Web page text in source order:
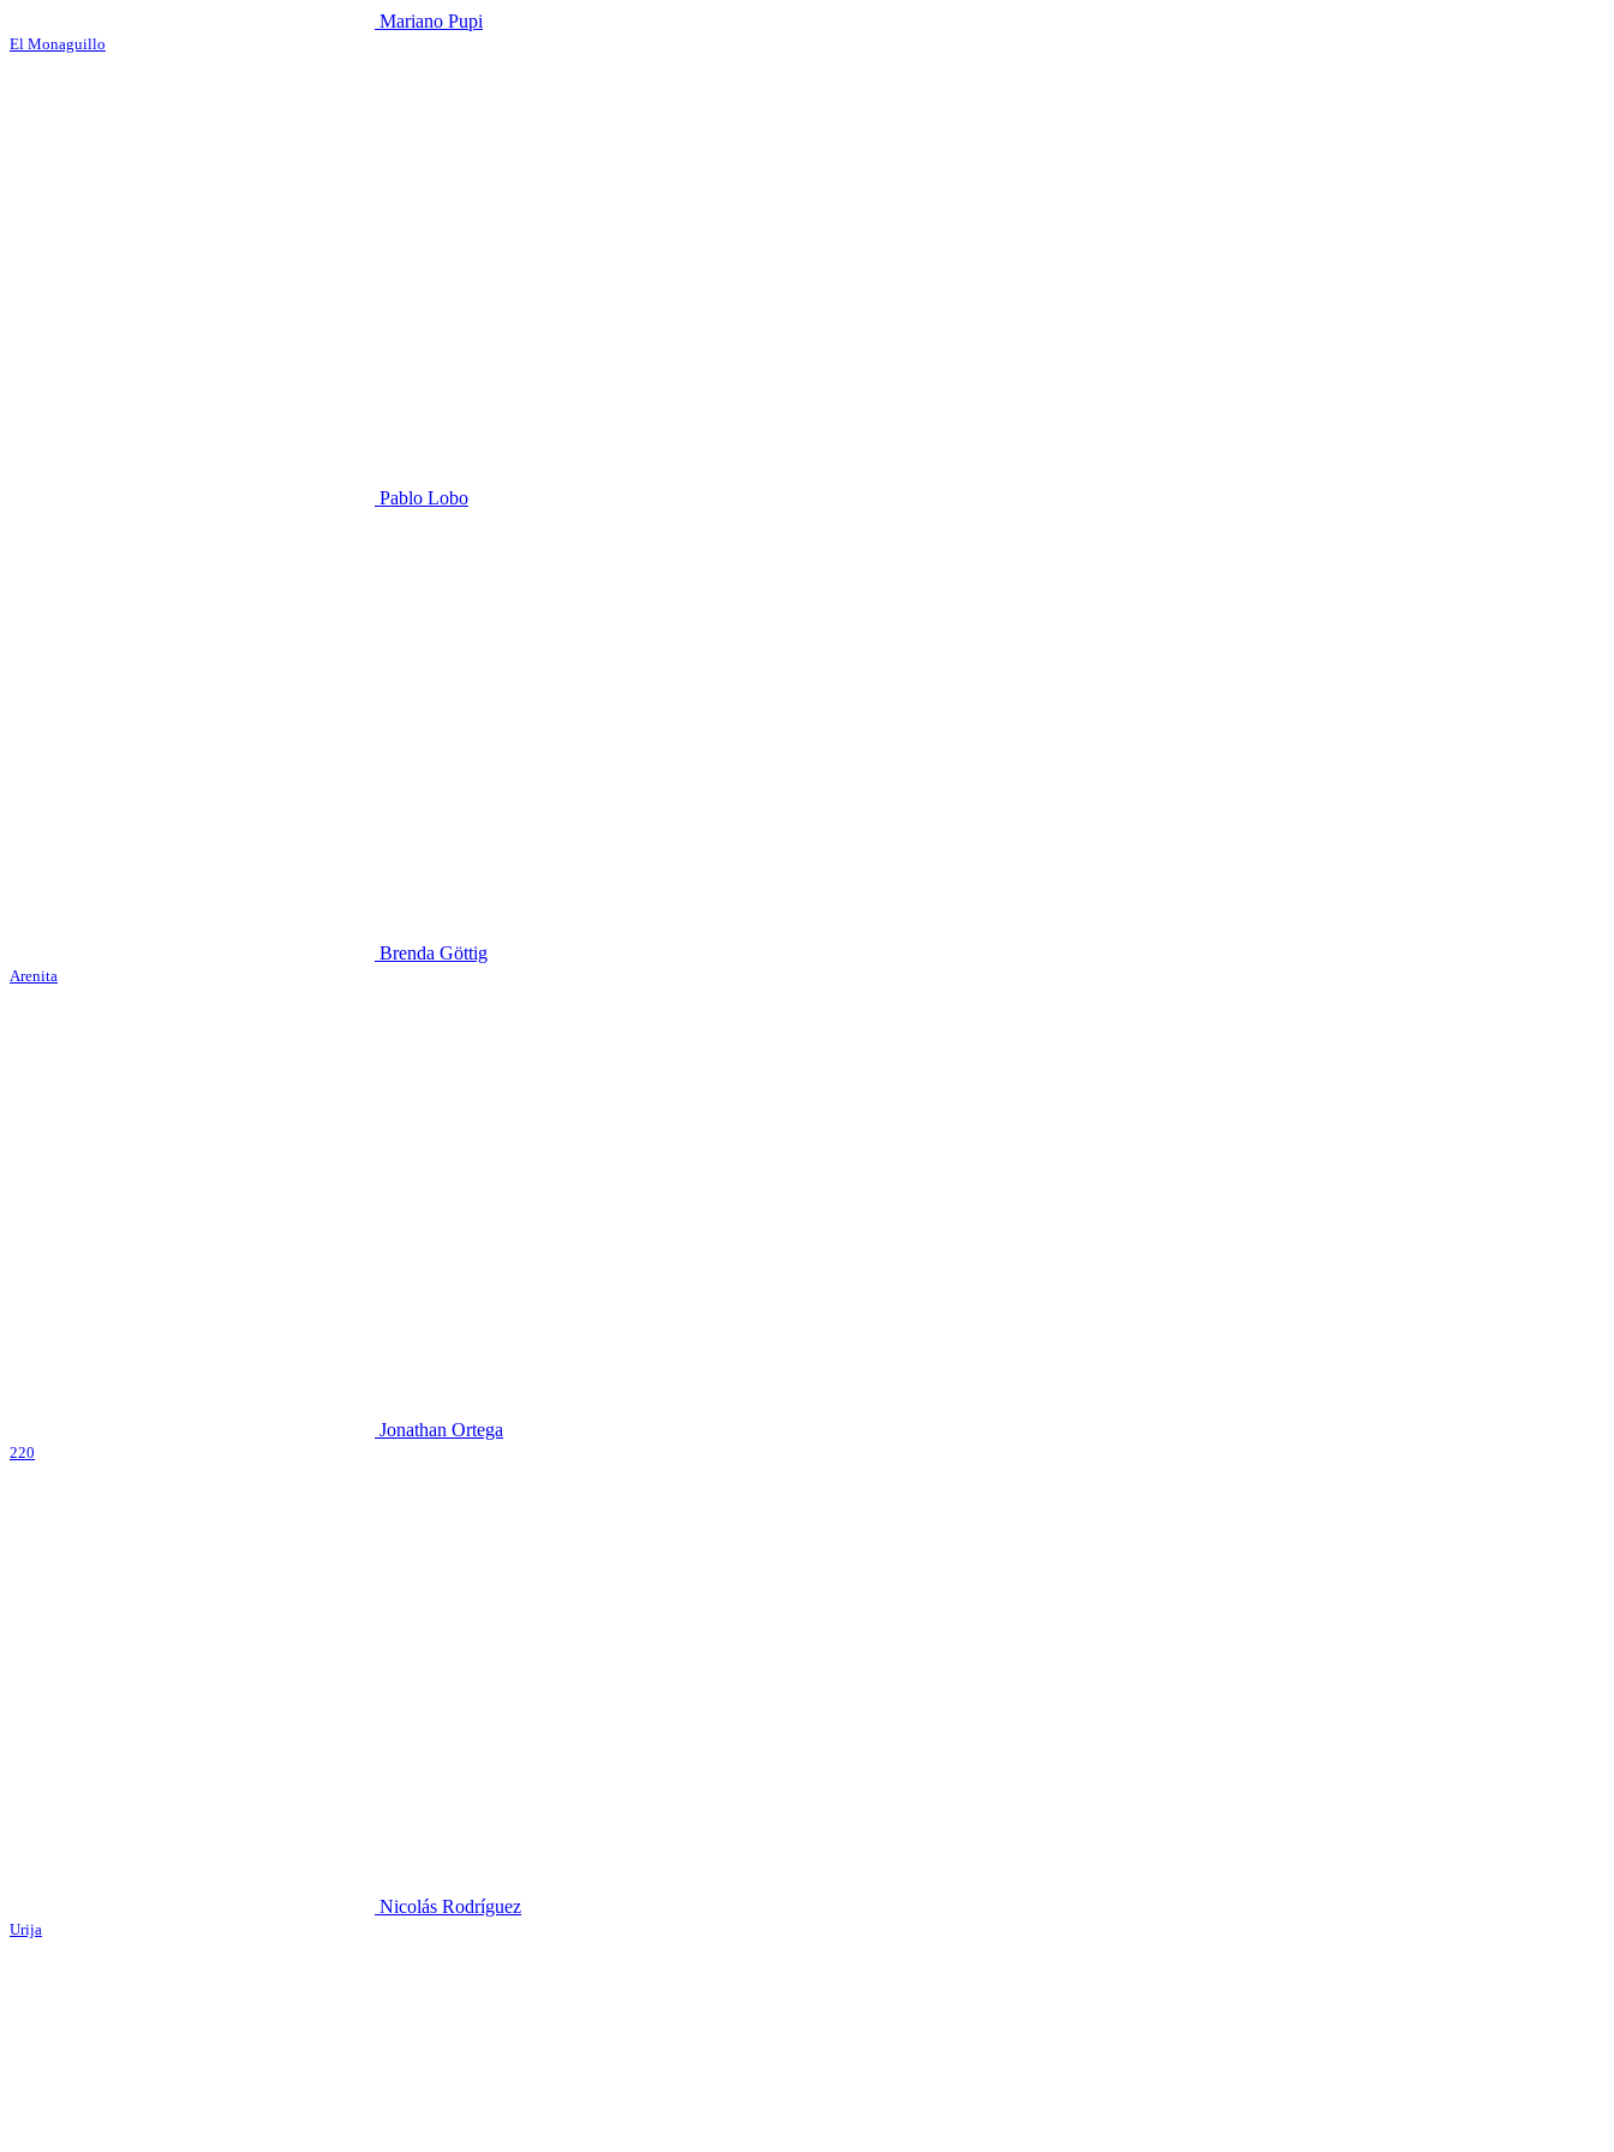
Mariano Pupi
El Monaguillo
Pablo Lobo
Brenda Göttig
Arenita
Jonathan Ortega
220
Nicolás Rodríguez
Urija